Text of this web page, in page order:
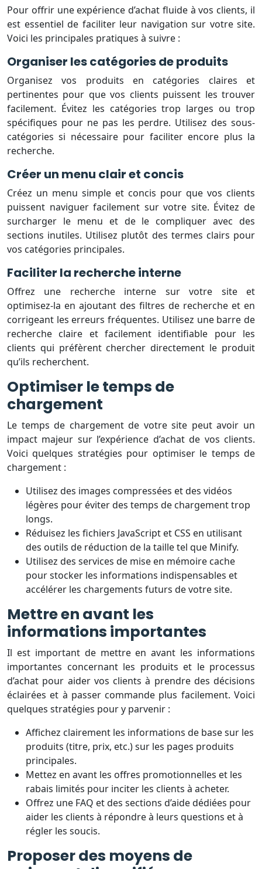
Pour offrir une expérience d’achat fluide à vos clients, il
est essentiel de faciliter leur navigation sur votre site.
Voici les principales pratiques à suivre :
Organiser les catégories de produits
Organisez vos produits en catégories claires et
pertinentes pour que vos clients puissent les trouver
facilement. Évitez les catégories trop larges ou trop
spécifiques pour ne pas les perdre. Utilisez des sous-
catégories si nécessaire pour faciliter encore plus la
recherche.
Créer un menu clair et concis
Créez un menu simple et concis pour que vos clients
puissent naviguer facilement sur votre site. Évitez de
surcharger le menu et de le compliquer avec des
sections inutiles. Utilisez plutôt des termes clairs pour
vos catégories principales.
Faciliter la recherche interne
Offrez une recherche interne sur votre site et
optimisez-la en ajoutant des filtres de recherche et en
corrigeant les erreurs fréquentes. Utilisez une barre de
recherche claire et facilement identifiable pour les
clients qui préfèrent chercher directement le produit
qu’ils recherchent.
Optimiser le temps de
chargement
Le temps de chargement de votre site peut avoir un
impact majeur sur l’expérience d’achat de vos clients.
Voici quelques stratégies pour optimiser le temps de
chargement :
Utilisez des images compressées et des vidéos
légères pour éviter des temps de chargement trop
longs.
Réduisez les fichiers JavaScript et CSS en utilisant
des outils de réduction de la taille tel que Minify.
Utilisez des services de mise en mémoire cache
pour stocker les informations indispensables et
accélérer les chargements futurs de votre site.
Mettre en avant les
informations importantes
Il est important de mettre en avant les informations
importantes concernant les produits et le processus
d’achat pour aider vos clients à prendre des décisions
éclairées et à passer commande plus facilement. Voici
quelques stratégies pour y parvenir :
Affichez clairement les informations de base sur les
produits (titre, prix, etc.) sur les pages produits
principales.
Mettez en avant les offres promotionnelles et les
rabais limités pour inciter les clients à acheter.
Offrez une FAQ et des sections d’aide dédiées pour
aider les clients à répondre à leurs questions et à
régler les soucis.
Proposer des moyens de